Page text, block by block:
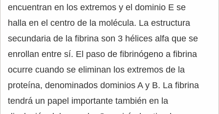
encuentran en los extremos y el dominio E se
halla en el centro de la molécula. La estructura
secundaria de la fibrina son 3 hélices alfa que se
enrollan entre sí. El paso de fibrinógeno a fibrina
ocurre cuando se eliminan los extremos de la
proteína, denominados dominios A y B. La fibrina
tendrá un papel importante también en la